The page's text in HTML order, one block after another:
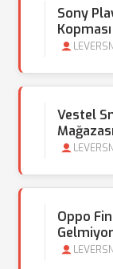
Sony
Vestel
Oppo